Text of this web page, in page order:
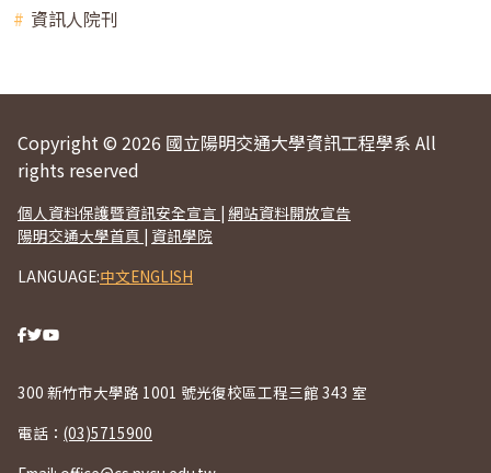
資訊人院刊
Copyright © 2026 國立陽明交通大學資訊工程學系 All
rights reserved
個人資料保護暨資訊安全宣言 | 網站資料開放宣告
陽明交通大學首頁 | 資訊學院
LANGUAGE:中文ENGLISH
300 新竹市大學路 1001 號光復校區工程三館 343 室
電話： (03)5715900